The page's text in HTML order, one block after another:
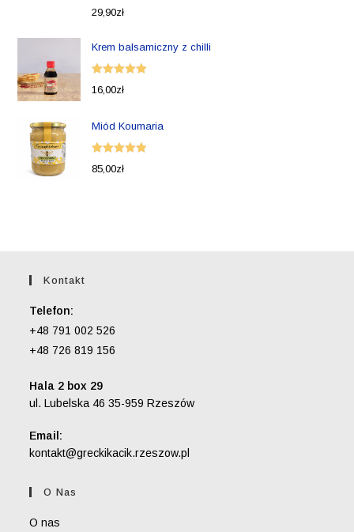
Oceniono
29,90zł
Krem balsamiczny z chilli
Oceniono
16,00zł
Miód Koumaria
Oceniono
85,00zł
Kontakt
Telefon:
+48 791 002 526
+48 726 819 156
Hala 2 box 29
ul. Lubelska 46 35-959 Rzeszów
Email:
kontakt@greckikacik.rzeszow.pl
O Nas
O nas